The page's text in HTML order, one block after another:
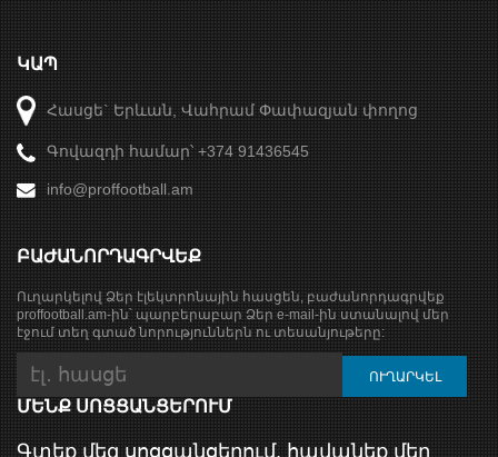
ԿԱՊ
Հասցե` Երևան, Վահրամ Փափազյան փողոց
Գովազդի համար՝ +374 91436545
info@proffootball.am
ԲԱԺԱՆՈՐԴԱԳՐՎԵՔ
Ուղարկելով Ձեր էլեկտրոնային հասցեն, բաժանորդագրվեք
proffootball.am-ին՝ պարբերաբար Ձեր e-mail-ին ստանալով մեր
էջում տեղ գտած նորություններն ու տեսանյութերը:
ՄԵՆՔ ՍՈՑՑԱՆՑԵՐՈՒՄ
Գտեք մեզ սոցցանցերում, հավանեք մեր